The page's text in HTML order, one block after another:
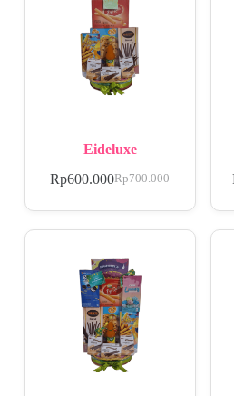
Eideluxe
Rp700.000
Rp600.000